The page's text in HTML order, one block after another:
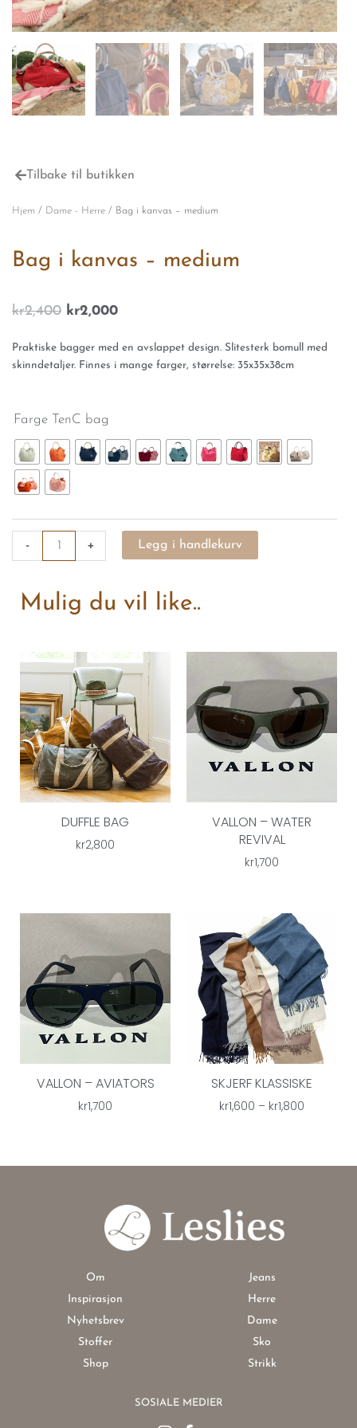
Tilbake til butikken
Hjem / Dame - Herre / Bag i kanvas – medium
Bag i kanvas – medium
kr2,400 Opprinnelig
var:
kr2,400.
kr2,000Nåværende
er:
kr2,000.
Praktiske bagger med en avslappet design. Slitesterk bomull med
skinndetaljer. Finnes i mange farger, størrelse: 35x35x38cm
Farge TenC bag
-
Bag
kanvas
medium
+ Legg i handlekurv
Mulig du vil like..
DUFFLE BAG
kr2,800
VALLON – WATER
REVIVAL
kr1,700
VALLON – AVIATORS
kr1,700
SKJERF KLASSISKE
kr1,600 – kr1,800
kr1,600
til
kr1,800
Om
Inspirasjon
Nyhetsbrev
Stoffer
Shop
Jeans
Herre
Dame
Sko
Strikk
SOSIALE MEDIER